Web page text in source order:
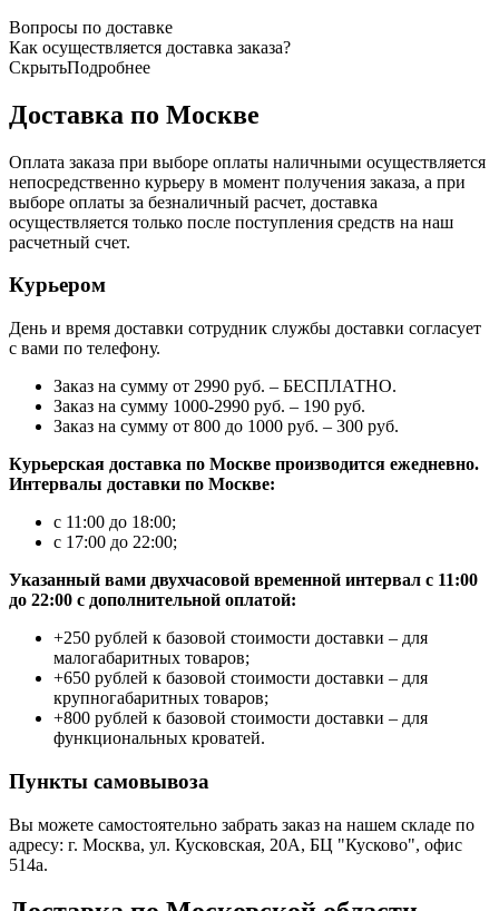
Вопросы по доставке
Как осуществляется доставка заказа?
СкрытьПодробнее
Доставка по Москве
Оплата заказа при выборе оплаты наличными осуществляется
непосредственно курьеру в момент получения заказа, а при
выборе оплаты за безналичный расчет, доставка
осуществляется только после поступления средств на наш
расчетный счет.
Курьером
День и время доставки сотрудник службы доставки согласует
с вами по телефону.
Заказ на сумму от 2990 руб. – БЕСПЛАТНО.
Заказ на сумму 1000-2990 руб. – 190 руб.
Заказ на сумму от 800 до 1000 руб. – 300 руб.
Курьерская доставка по Москве производится ежедневно.
Интервалы доставки по Москве:
с 11:00 до 18:00;
с 17:00 до 22:00;
Указанный вами двухчасовой временной интервал с 11:00
до 22:00 с дополнительной оплатой:
+250 рублей к базовой стоимости доставки – для
малогабаритных товаров;
+650 рублей к базовой стоимости доставки – для
крупногабаритных товаров;
+800 рублей к базовой стоимости доставки – для
функциональных кроватей.
Пункты самовывоза
Вы можете самостоятельно забрать заказ на нашем складе по
адресу: г. Москва, ул. Кусковская, 20А, БЦ "Кусково", офис
514а.